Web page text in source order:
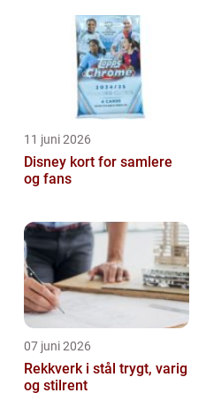
11 juni 2026
Disney kort for samlere
og fans
07 juni 2026
Rekkverk i stål trygt, varig
og stilrent